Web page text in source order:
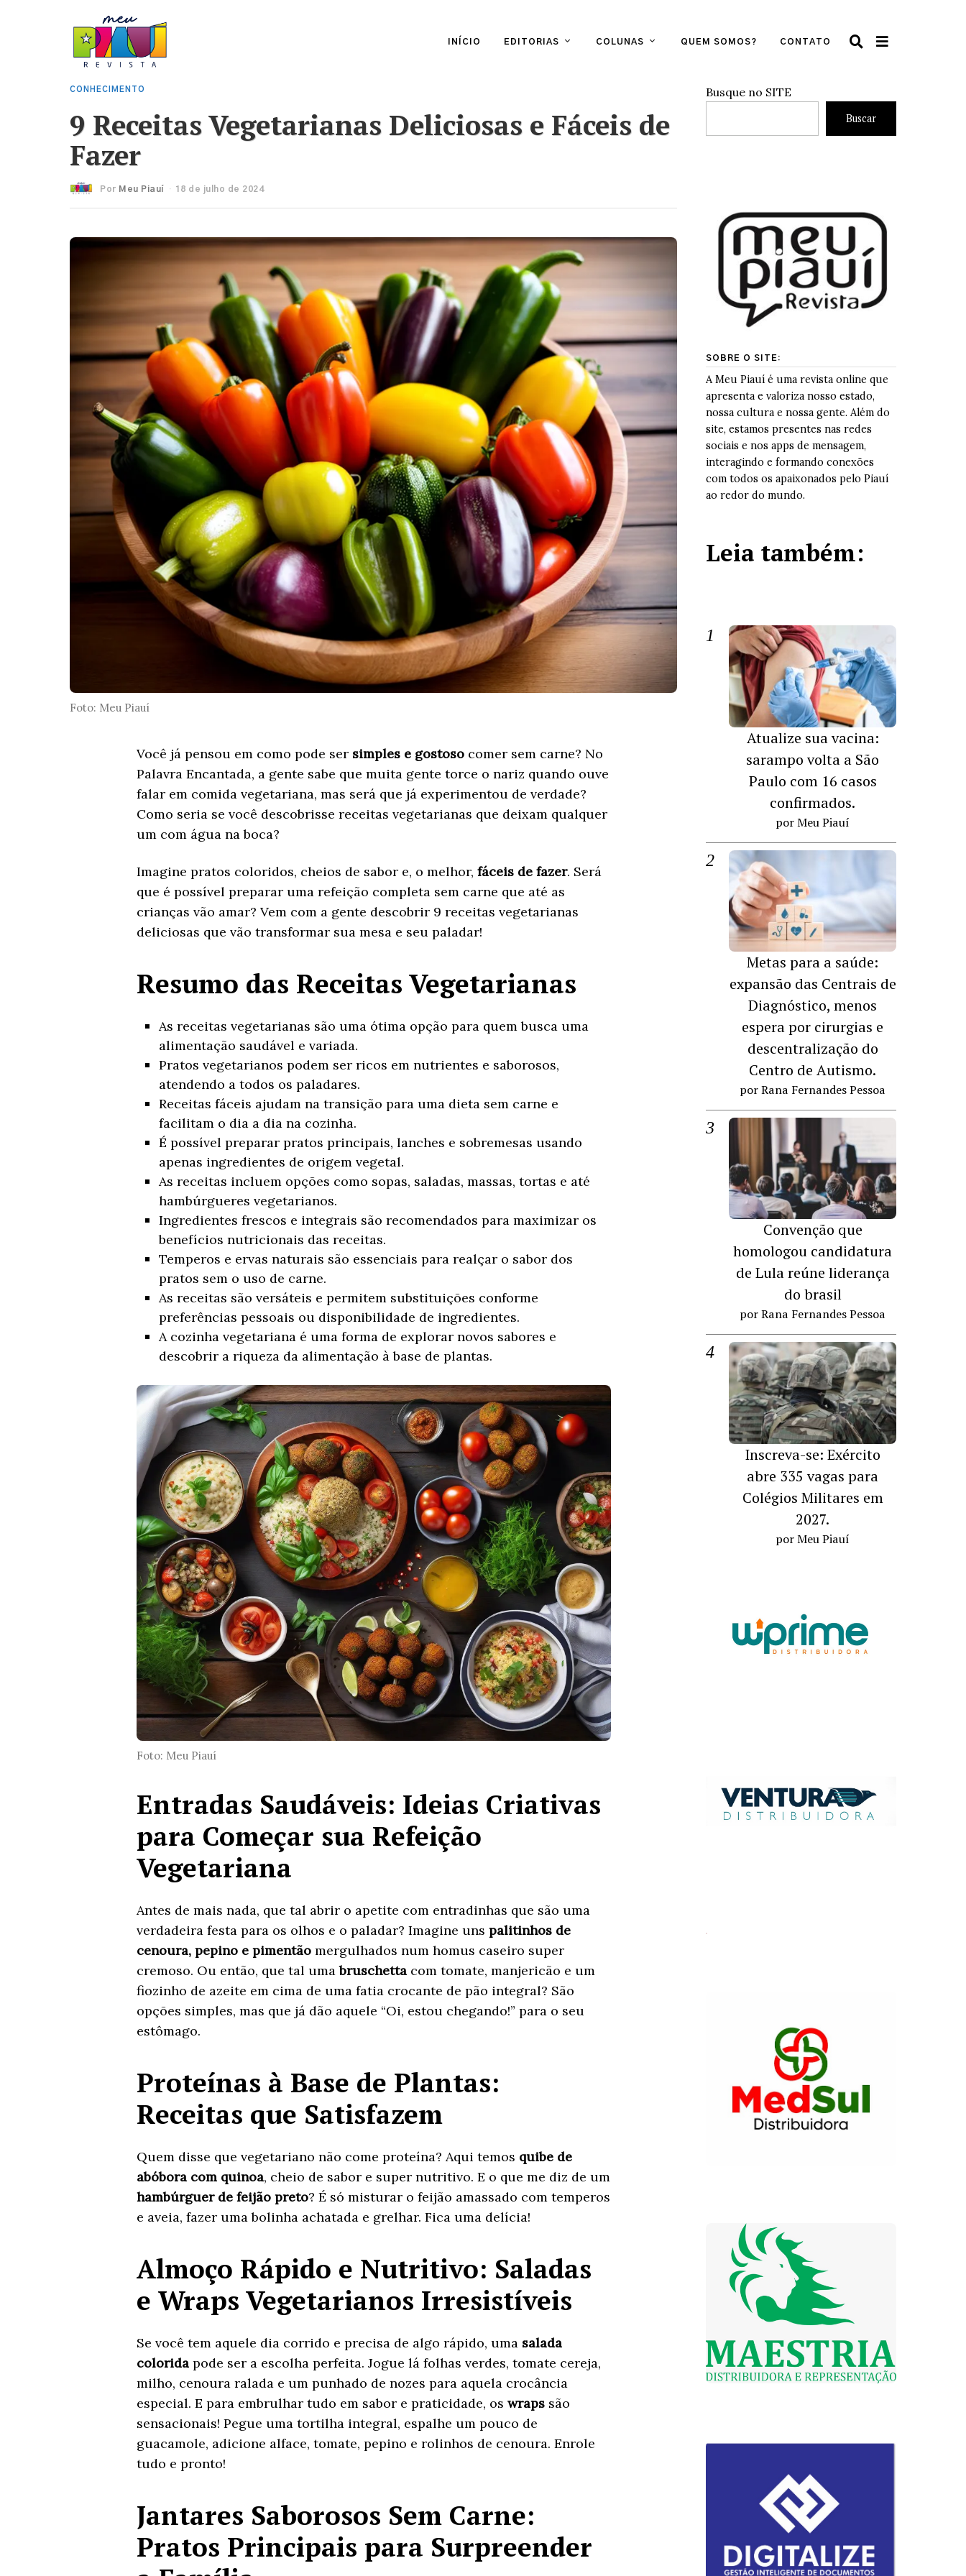
INÍCIO EDITORIAS COLUNAS QUEM SOMOS? CONTATO
CONHECIMENTO
9 Receitas Vegetarianas Deliciosas e Fáceis de
Fazer
Por Meu Piauí 18 de julho de 2024
Foto: Meu Piauí
Você já pensou em como pode ser simples e gostosocomer sem carne? No
Palavra Encantada, a gente sabe que muita gente torce o nariz quando ouve
falar em comida vegetariana, mas será que já experimentou de verdade?
Como seria se você descobrisse receitas vegetarianas que deixam qualquer
um com água na boca?
Imagine pratos coloridos, cheios de sabor e, o melhor, fáceis de fazer. Será
que é possível preparar uma refeição completa sem carne que até as
crianças vão amar? Vem com a gente descobrir 9 receitas vegetarianas
deliciosas que vão transformar sua mesa e seu paladar!
Resumo das Receitas Vegetarianas
As receitas vegetarianas são uma ótima opção para quem busca uma
alimentação saudável e variada.
Pratos vegetarianos podem ser ricos em nutrientes e saborosos,
atendendo a todos os paladares.
Receitas fáceis ajudam na transição para uma dieta sem carne e
facilitam o dia a dia na cozinha.
É possível preparar pratos principais, lanches e sobremesas usando
apenas ingredientes de origem vegetal.
As receitas incluem opções como sopas, saladas, massas, tortas e até
hambúrgueres vegetarianos.
Ingredientes frescos e integrais são recomendados para maximizar os
benefícios nutricionais das receitas.
Temperos e ervas naturais são essenciais para realçar o sabor dos
pratos sem o uso de carne.
As receitas são versáteis e permitem substituições conforme
preferências pessoais ou disponibilidade de ingredientes.
A cozinha vegetariana é uma forma de explorar novos sabores e
descobrir a riqueza da alimentação à base de plantas.
Foto: Meu Piauí
Entradas Saudáveis: Ideias Criativas
para Começar sua Refeição
Vegetariana
Antes de mais nada, que tal abrir o apetite com entradinhas que são uma
verdadeira festa para os olhos e o paladar? Imagine uns palitinhos de
cenoura, pepino e pimentãomergulhados num homus caseiro super
cremoso. Ou então, que tal umabruschettacom tomate, manjericão e um
fiozinho de azeite em cima de uma fatia crocante de pão integral? São
opções simples, mas que já dão aquele “Oi, estou chegando!” para o seu
estômago.
Proteínas à Base de Plantas:
Receitas que Satisfazem
Quem disse que vegetariano não come proteína? Aqui temos quibe de
abóbora com quinoa, cheio de sabor e super nutritivo. E o que me diz de um
hambúrguer de feijão preto? É só misturar o feijão amassado com temperos
e aveia, fazer uma bolinha achatada e grelhar. Fica uma delícia!
Almoço Rápido e Nutritivo: Saladas
e Wraps Vegetarianos Irresistíveis
Se você tem aquele dia corrido e precisa de algo rápido, uma salada
coloridapode ser a escolha perfeita. Jogue lá folhas verdes, tomate cereja,
milho, cenoura ralada e um punhado de nozes para aquela crocância
especial. E para embrulhar tudo em sabor e praticidade, os wrapssão
sensacionais! Pegue uma tortilha integral, espalhe um pouco de
guacamole, adicione alface, tomate, pepino e rolinhos de cenoura. Enrole
tudo e pronto!
Jantares Saborosos Sem Carne:
Pratos Principais para Surpreender
Busque no SITE
Buscar
SOBRE O SITE:
A Meu Piauí é uma revista online que
apresenta e valoriza nosso estado,
nossa cultura e nossa gente. Além do
site, estamos presentes nas redes
sociais e nos apps de mensagem,
interagindo e formando conexões
com todos os apaixonados pelo Piauí
ao redor do mundo.
Leia também:
Atualize sua vacina:
sarampo volta a São
Paulo com 16 casos
confirmados.
por Meu Piauí
Metas para a saúde:
expansão das Centrais de
Diagnóstico, menos
espera por cirurgias e
descentralização do
Centro de Autismo.
por Rana Fernandes Pessoa
Convenção que
homologou candidatura
de Lula reúne liderança
do brasil
por Rana Fernandes Pessoa
Inscreva-se: Exército
abre 335 vagas para
Colégios Militares em
2027.
por Meu Piauí